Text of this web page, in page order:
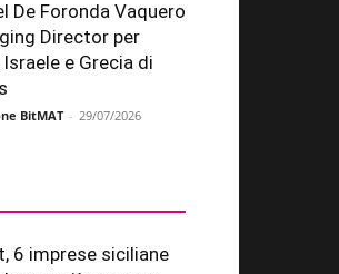
De Foronda Vaquero
Director per
e Grecia di
BitMAT - 29/07/2026
6 imprese siciliane